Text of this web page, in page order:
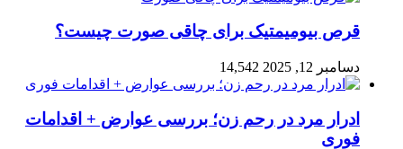
قرص بیومیمتیک برای چاقی صورت چیست؟
دسامبر 12, 2025 14,542
ادرار مرد در رحم زن؛ بررسی عوارض + اقدامات
فوری